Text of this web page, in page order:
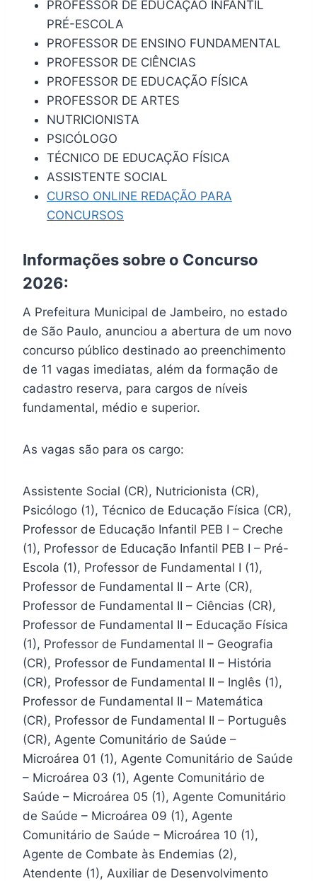
PROFESSOR DE EDUCAÇÃO INFANTIL
PRÉ-ESCOLA
PROFESSOR DE ENSINO FUNDAMENTAL
PROFESSOR DE CIÊNCIAS
PROFESSOR DE EDUCAÇÃO FÍSICA
PROFESSOR DE ARTES
NUTRICIONISTA
PSICÓLOGO
TÉCNICO DE EDUCAÇÃO FÍSICA
ASSISTENTE SOCIAL
CURSO ONLINE REDAÇÃO PARA
CONCURSOS
Informações sobre o Concurso
2026:
A Prefeitura Municipal de Jambeiro, no estado
de São Paulo, anunciou a abertura de um novo
concurso público destinado ao preenchimento
de 11 vagas imediatas, além da formação de
cadastro reserva, para cargos de níveis
fundamental, médio e superior.
As vagas são para os cargo:
Assistente Social (CR), Nutricionista (CR),
Psicólogo (1), Técnico de Educação Física (CR),
Professor de Educação Infantil PEB I – Creche
(1), Professor de Educação Infantil PEB I – Pré-
Escola (1), Professor de Fundamental I (1),
Professor de Fundamental II – Arte (CR),
Professor de Fundamental II – Ciências (CR),
Professor de Fundamental II – Educação Física
(1), Professor de Fundamental II – Geografia
(CR), Professor de Fundamental II – História
(CR), Professor de Fundamental II – Inglês (1),
Professor de Fundamental II – Matemática
(CR), Professor de Fundamental II – Português
(CR), Agente Comunitário de Saúde –
Microárea 01 (1), Agente Comunitário de Saúde
– Microárea 03 (1), Agente Comunitário de
Saúde – Microárea 05 (1), Agente Comunitário
de Saúde – Microárea 09 (1), Agente
Comunitário de Saúde – Microárea 10 (1),
Agente de Combate às Endemias (2),
Atendente (1), Auxiliar de Desenvolvimento